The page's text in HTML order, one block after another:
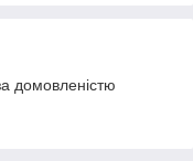
домовленістю